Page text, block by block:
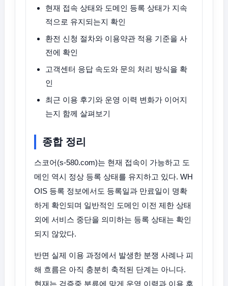
현재 접속 상태와 도메인 등록 상태가 지속
적으로 유지되는지 확인
환전 신청 절차와 이용약관 적용 기준을 사
전에 확인
고객센터 응답 속도와 문의 처리 방식을 확
인
최근 이용 후기와 운영 이력 변화가 이어지
는지 함께 살펴보기
종합 정리
스코어(s-580.com)는 현재 접속이 가능하고 도
메인 역시 정상 등록 상태를 유지하고 있다. WH
OIS 등록 정보에서도 등록일과 만료일이 명확
하게 확인되며 일반적인 도메인 이전 제한 상태
외에 서비스 중단을 의미하는 등록 상태는 확인
되지 않았다.
반면 실제 이용 과정에서 발생한 분쟁 사례나 피
해 흐름은 아직 충분히 축적된 단계는 아니다.
현재는 검증중 분류에 맞게 운영 이력과 이용 후